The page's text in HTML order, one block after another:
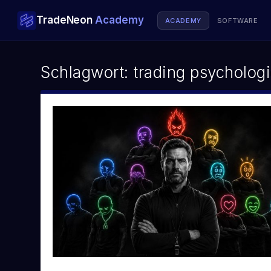
TradeNeonAcademy ACADEMY SOFTWARE
Swingtrading
Mittelfristiger Handel · 12 Monate
Intraday Handel · 12 Monate
Strategiegespräch buchen →
Dealer Hedging
Auf den Spuren der Market Maker
Analyse lernen
Schlagwort: trading